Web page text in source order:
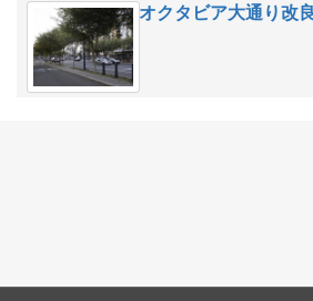
オクタビア大通り改